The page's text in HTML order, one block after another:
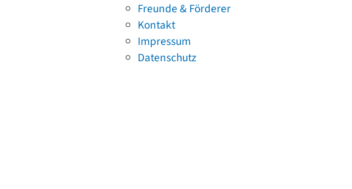
Freunde & Förderer
Kontakt
Impressum
Datenschutz